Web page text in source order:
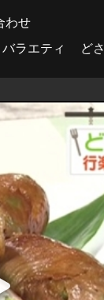
わせ
バラエティ ど